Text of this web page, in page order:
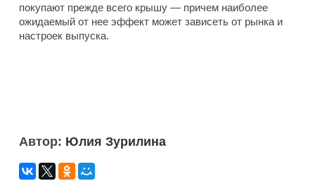
покупают прежде всего крышу — причем наиболее
ожидаемый от нее эффект может зависеть от рынка и
настроек выпуска.
Автор: Юлия Зурилина